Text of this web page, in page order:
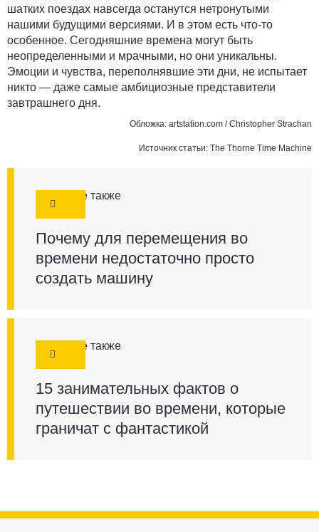
шатких поездах навсегда останутся нетронутыми
нашими будущими версиями. И в этом есть что-то
особенное. Сегодняшние времена могут быть
неопределенными и мрачными, но они уникальны.
Эмоции и чувства, переполнявшие эти дни, не испытает
никто — даже самые амбициозные представители
завтрашнего дня.
Обложка: artstation.com / Christopher Strachan
Источник статьи: The Thorne Time Machine
Смотрите также
Почему для перемещения во
времени недостаточно просто
создать машину
Смотрите также
15 занимательных фактов о
путешествии во времени, которые
граничат с фантастикой